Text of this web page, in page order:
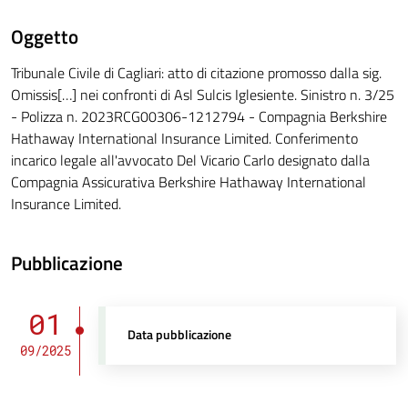
Oggetto
Tribunale Civile di Cagliari: atto di citazione promosso dalla sig.
Omissis[…] nei confronti di Asl Sulcis Iglesiente. Sinistro n. 3/25
- Polizza n. 2023RCG00306-1212794 - Compagnia Berkshire
Hathaway International Insurance Limited. Conferimento
incarico legale all'avvocato Del Vicario Carlo designato dalla
Compagnia Assicurativa Berkshire Hathaway International
Insurance Limited.
Pubblicazione
01
09/2025
Data pubblicazione